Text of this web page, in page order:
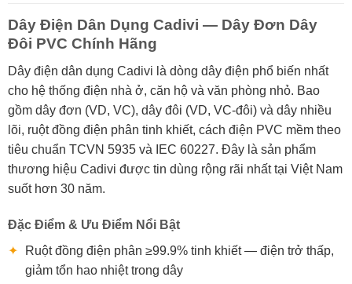
Dây Điện Dân Dụng Cadivi — Dây Đơn Dây
Đôi PVC Chính Hãng
Dây điện dân dụng Cadivi là dòng dây điện phổ biến nhất
cho hệ thống điện nhà ở, căn hộ và văn phòng nhỏ. Bao
gồm dây đơn (VD, VC), dây đôi (VD, VC-đôi) và dây nhiều
lõi, ruột đồng điện phân tinh khiết, cách điện PVC mềm theo
tiêu chuẩn TCVN 5935 và IEC 60227. Đây là sản phẩm
thương hiệu Cadivi được tin dùng rộng rãi nhất tại Việt Nam
suốt hơn 30 năm.
Đặc Điểm & Ưu Điểm Nổi Bật
✦
Ruột đồng điện phân ≥99.9% tinh khiết — điện trở thấp,
giảm tổn hao nhiệt trong dây